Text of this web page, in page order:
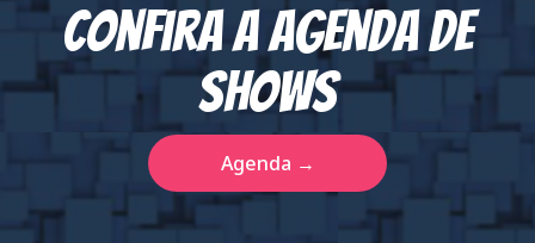
Confira a agenda de
Shows
Agenda →